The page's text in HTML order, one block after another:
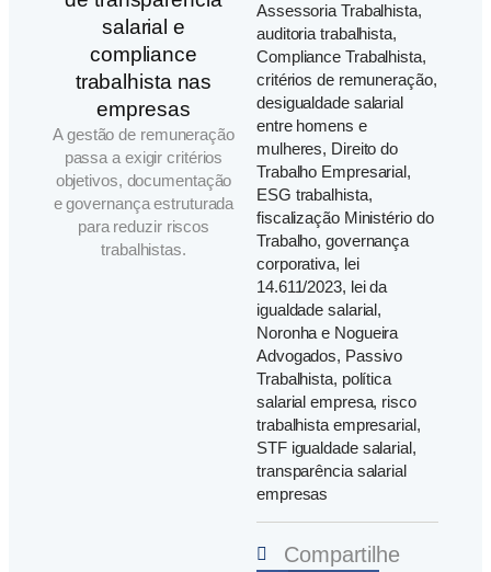
A gestão de remuneração
passa a exigir critérios
objetivos, documentação
e governança estruturada
para reduzir riscos
trabalhistas.
Assessoria Trabalhista,
auditoria trabalhista,
Compliance Trabalhista,
critérios de remuneração,
desigualdade salarial
entre homens e
mulheres, Direito do
Trabalho Empresarial,
ESG trabalhista,
fiscalização Ministério do
Trabalho,governança
corporativa, lei
14.611/2023, lei da
igualdade salarial,
Noronha e Nogueira
Advogados, Passivo
Trabalhista, política
salarial empresa, risco
trabalhista empresarial,
STF igualdade salarial,
transparência salarial
empresas
Compartilhe